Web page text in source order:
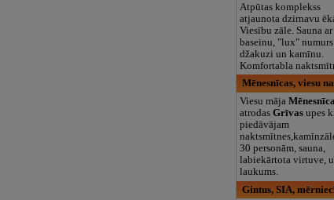
Atpūtas komplekss
atjaunota dzirnavu
Viesību zāle. Sauna ar
baseinu, "lux"
džakuzi un kamīnu.
Komfortabla
Mēnesnīcas, viesu
Viesu māja
atrodasGrīvas upes
piedāvājam
30 personām, sauna,
labiekārtota virtuve,
laukums.
Gintus, SIA,